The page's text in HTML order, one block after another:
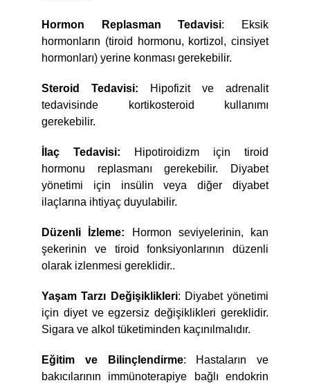
Hormon Replasman Tedavisi: Eksik
hormonların (tiroid hormonu, kortizol, cinsiyet
hormonları) yerine konması gerekebilir.
Steroid Tedavisi: Hipofizit ve adrenalit
tedavisinde kortikosteroid kullanımı
gerekebilir.
İlaç Tedavisi:
Hipotiroidizm için tiroid
hormonu replasmanı gerekebilir. Diyabet
yönetimi için insülin veya diğer diyabet
ilaçlarına ihtiyaç duyulabilir.
Düzenli İzleme:
Hormon seviyelerinin, kan
şekerinin ve tiroid fonksiyonlarının düzenli
olarak izlenmesi gereklidir..
Yaşam Tarzı Değişiklikleri: Diyabet yönetimi
için diyet ve egzersiz değişiklikleri gereklidir.
Sigara ve alkol tüketiminden kaçınılmalıdır.
Eğitim ve Bilinçlendirme: Hastaların ve
bakıcılarının immünoterapiye bağlı endokrin